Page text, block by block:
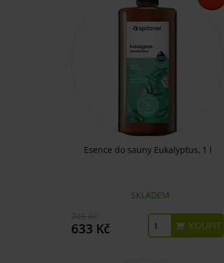
Esence do sauny Eukalyptus, 1 l
SKLADEM
633 Kč KOUPIT